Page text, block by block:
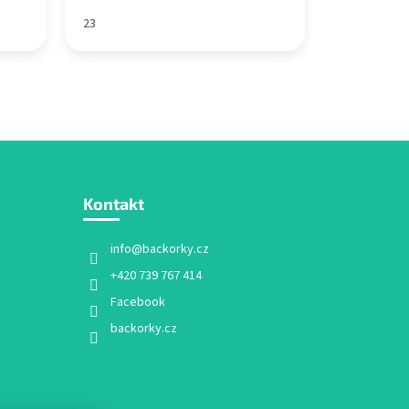
23
Kontakt
info@backorky.cz
+420 739 767 414
Facebook
backorky.cz